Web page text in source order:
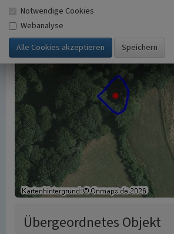
Übergeordnetes Objekt
Notwendige Cookies
Webanalyse